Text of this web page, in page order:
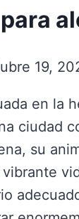
19,
en la
ciudad
su